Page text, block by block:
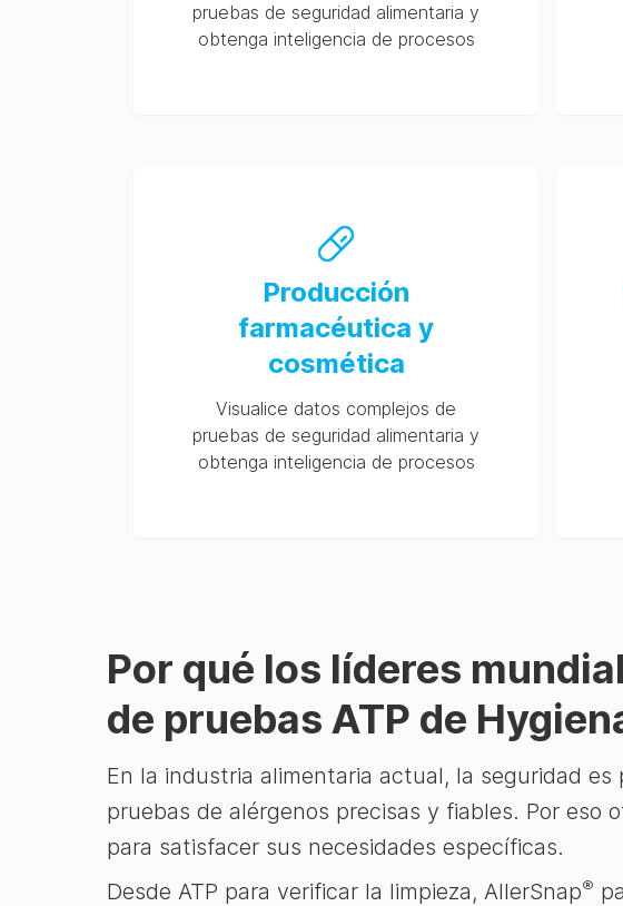
pruebas de seguridad alimentaria y
obtenga inteligencia de procesos
Producción
farmacéutica y
cosmética
Visualice datos complejos de
pruebas de seguridad alimentaria y
obtenga inteligencia de procesos
Por qué los líderes
de pruebas ATP de
En la industria alimentaria actual, la seguridad es
pruebas de alérgenos precisas y fiables. Por eso
para satisfacer sus necesidades específicas.
Desde ATP para verificar la limpieza, AllerSnap®